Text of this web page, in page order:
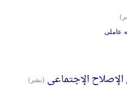
عاملی
الإجتماعی (نشر)